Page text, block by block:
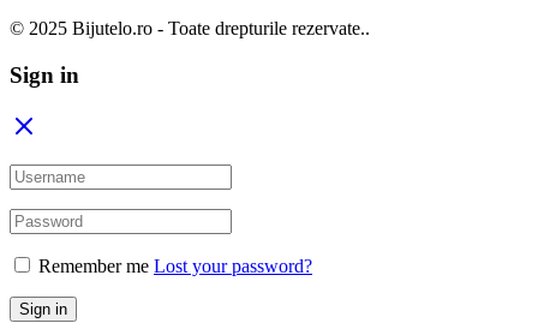
© 2025 Bijutelo.ro - Toate drepturile rezervate..
Sign in
Remember me Lost your password?
Sign in